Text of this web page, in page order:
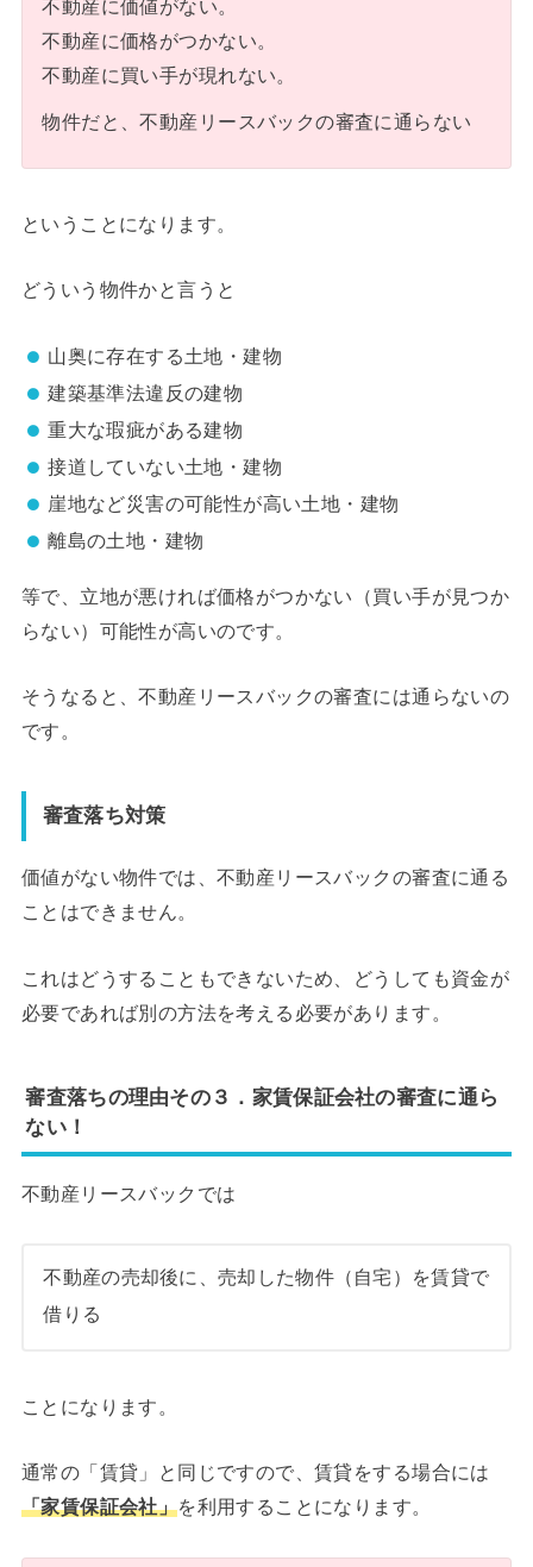
不動産に価値がない。
不動産に価格がつかない。
不動産に買い手が現れない。
物件だと、不動産リースバックの審査に通らない
ということになります。
どういう物件かと言うと
山奥に存在する土地・建物
建築基準法違反の建物
重大な瑕疵がある建物
接道していない土地・建物
崖地など災害の可能性が高い土地・建物
離島の土地・建物
等で、立地が悪ければ価格がつかない（買い手が見つか
らない）可能性が高いのです。
そうなると、不動産リースバックの審査には通らないの
です。
審査落ち対策
価値がない物件では、不動産リースバックの審査に通る
ことはできません。
これはどうすることもできないため、どうしても資金が
必要であれば別の方法を考える必要があります。
審査落ちの理由その３．家賃保証会社の審査に通ら
ない！
不動産リースバックでは
不動産の売却後に、売却した物件（自宅）を賃貸で
借りる
ことになります。
通常の「賃貸」と同じですので、賃貸をする場合には
「家賃保証会社」を利用することになります。